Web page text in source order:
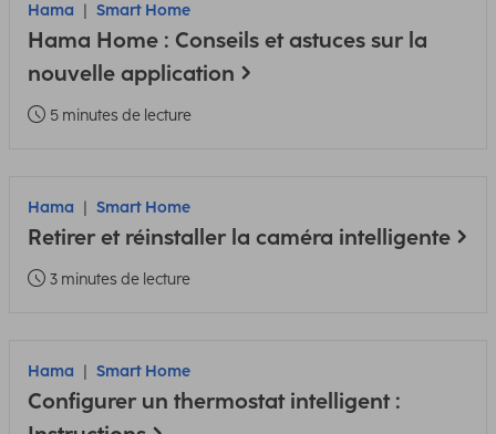
Hama Smart Home
Hama Home : Conseils et astuces sur la
nouvelle application
5 minutes de lecture
Hama Smart Home
Retirer et réinstaller la caméra intelligente
3 minutes de lecture
Hama Smart Home
Configurer un thermostat intelligent :